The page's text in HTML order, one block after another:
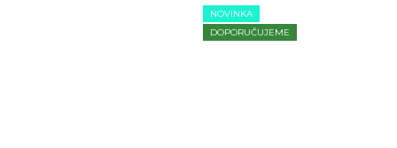
NOVINKA
DOPORUČUJEME